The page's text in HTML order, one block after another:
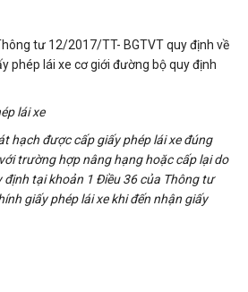
tư 12/2017/TT- BGTVT quy định về
phép lái xe cơ giới đường bộ quy định
lái xe
hạch được cấp giấy phép lái xe đúng
trường hợp nâng hạng hoặc cấp lại do
tại khoản 1 Điều 36 của Thông tư
giấy phép lái xe khi đến nhận giấy